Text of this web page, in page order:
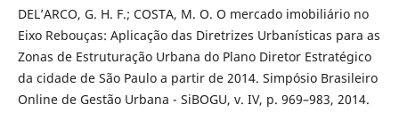
DEL’ARCO, G. H. F.; COSTA, M. O. O mercado imobiliário no
Eixo Rebouças: Aplicação das Diretrizes Urbanísticas para as
Zonas de Estruturação Urbana do Plano Diretor Estratégico
da cidade de São Paulo a partir de 2014. Simpósio Brasileiro
Online de Gestão Urbana - SiBOGU, v. IV, p. 969–983, 2014.